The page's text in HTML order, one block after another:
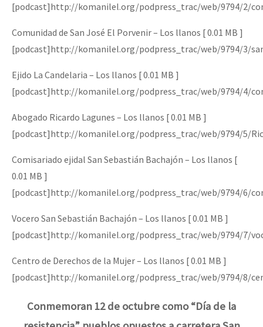
[podcast]http://komanilel.org/podpress_trac/web/9794/2/
Comunidad de San José El Porvenir – Los llanos [ 0.01 MB ]
[podcast]http://komanilel.org/podpress_trac/web/9794/3/
Ejido La Candelaria – Los llanos [ 0.01 MB ]
[podcast]http://komanilel.org/podpress_trac/web/9794/4/
Abogado Ricardo Lagunes – Los llanos [ 0.01 MB ]
[podcast]http://komanilel.org/podpress_trac/web/9794/5/
Comisariado ejidal San Sebastián Bachajón – Los llanos [
0.01 MB ]
[podcast]http://komanilel.org/podpress_trac/web/9794/6/
Vocero San Sebastián Bachajón – Los llanos [ 0.01 MB ]
[podcast]http://komanilel.org/podpress_trac/web/9794/7/
Centro de Derechos de la Mujer – Los llanos [ 0.01 MB ]
[podcast]http://komanilel.org/podpress_trac/web/9794/8/
Conmemoran 12 de octubre como “Día de la